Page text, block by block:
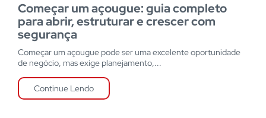
Começar um açougue: guia completo
para abrir, estruturar e crescer com
segurança
Começar um açougue pode ser uma excelente oportunidade
de negócio, mas exige planejamento,...
Continue Lendo